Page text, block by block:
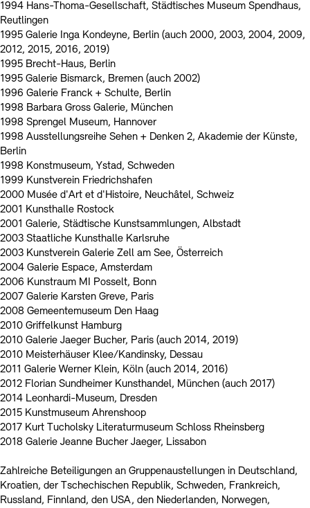
1994 Hans-Thoma-Gesellschaft, Städtisches Museum Spendhaus,
Reutlingen
1995 Galerie Inga Kondeyne, Berlin (auch 2000, 2003, 2004, 2009,
2012, 2015, 2016, 2019)
1995 Brecht-Haus, Berlin
1995 Galerie Bismarck, Bremen (auch 2002)
1996 Galerie Franck + Schulte, Berlin
1998 Barbara Gross Galerie, München
1998 Sprengel Museum, Hannover
1998 Ausstellungsreihe Sehen + Denken 2, Akademie der Künste,
Berlin
1998 Konstmuseum, Ystad, Schweden
1999 Kunstverein Friedrichshafen
2000 Musée d'Art et d'Histoire, Neuchâtel, Schweiz
2001 Kunsthalle Rostock
2001 Galerie, Städtische Kunstsammlungen, Albstadt
2003 Staatliche Kunsthalle Karlsruhe
2003 Kunstverein Galerie Zell am See, Österreich
2004 Galerie Espace, Amsterdam
2006 Kunstraum MI Posselt, Bonn
2007 Galerie Karsten Greve, Paris
2008 Gemeentemuseum Den Haag
2010 Griffelkunst Hamburg
2010 Galerie Jaeger Bucher, Paris (auch 2014, 2019)
2010 Meisterhäuser Klee/Kandinsky, Dessau
2011 Galerie Werner Klein, Köln (auch 2014, 2016)
2012 Florian Sundheimer Kunsthandel, München (auch 2017)
2014 Leonhardi-Museum, Dresden
2015 Kunstmuseum Ahrenshoop
2017 Kurt Tucholsky Literaturmuseum Schloss Rheinsberg
2018 Galerie Jeanne Bucher Jaeger, Lissabon
Zahlreiche Beteiligungen an Gruppenaustellungen in Deutschland,
Kroatien, der Tschechischen Republik, Schweden, Frankreich,
Russland, Finnland, den USA, den Niederlanden, Norwegen,